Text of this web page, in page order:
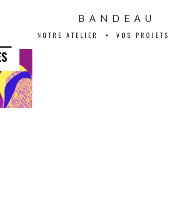
NOTRE ATELIER VOS PROJETS
BANDEAU